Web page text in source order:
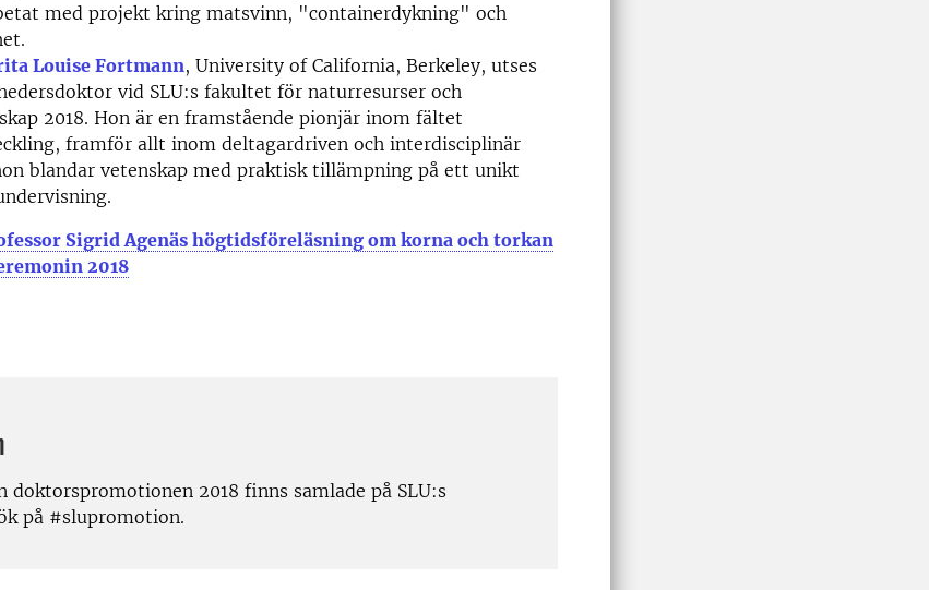
med projekt kring matsvinn, "containerdykning" och
Louise Fortmann, University of California, Berkeley, utses
vid SLU:s fakultet för naturresurser och
2018. Hon är en framstående pionjär inom fältet
framför allt inom deltagardriven och interdisciplinär
blandar vetenskap med praktisk tillämpning på ett unikt
Sigrid Agenäs högtidsföreläsning om korna och torkan
2018
doktorspromotionen 2018 finns samlade på SLU:s
på #slupromotion.